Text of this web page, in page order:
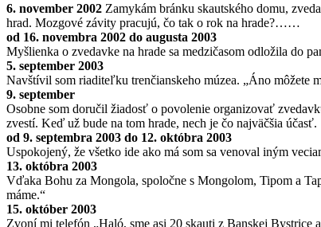
6. november 2002 Zamykám bránku skautského domu,
hrad. Mozgové závity pracujú, čo tak o rok na hrade?……
od 16. novembra 2002 do augusta 2003
Myšlienka o zvedavke na hrade sa medzičasom odložila do
5. september 2003
Navštívil som riaditeľku trenčianskeho múzea. „Áno môžete
9. september
Osobne som doručil žiadosť o povolenie organizovať
zvestí. Keď už bude na tom hrade, nech je čo najväčšia účasť.
od 9. septembra 2003 do 12. októbra 2003
Uspokojený, že všetko ide ako má som sa venoval iným
13. októbra 2003
Vďaka Bohu za Mongola, spoločne s Mongolom, Tipom a
máme.“
15. október 2003
Zvoní mi telefón „Haló, sme asi 20 skauti z Banskej